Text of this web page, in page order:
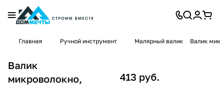
Главная Ручной инструмент Малярный валик Валик
Валик
микроволокно,
413 руб.